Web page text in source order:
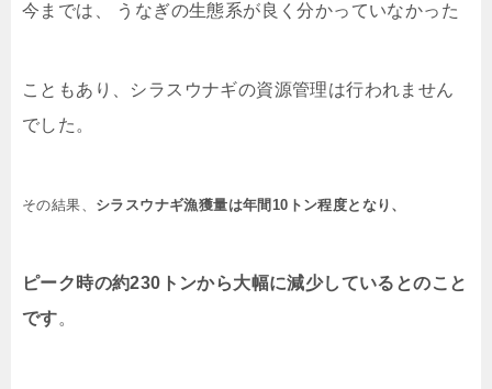
今までは、 うなぎの生態系が良く分かっていなかった
こともあり、シラスウナギの資源管理は行われません
でした。
その結果、 シラスウナギ漁獲量は年間10トン程度となり、
ピーク時の約230トンから大幅に減少しているとのこと
です。